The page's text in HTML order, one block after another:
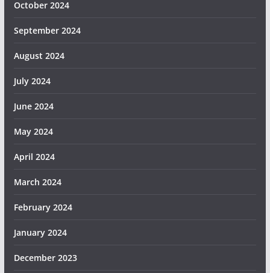
October 2024
September 2024
August 2024
July 2024
June 2024
May 2024
April 2024
March 2024
February 2024
January 2024
December 2023